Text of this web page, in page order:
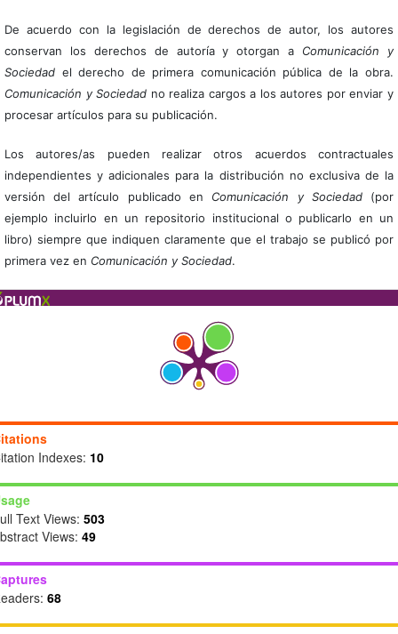
De acuerdo con la legislación de derechos de autor, los autores
conservan los derechos de autoría y otorgan a Comunicación y
Sociedadel derecho de primera comunicación pública de la obra.
Comunicación y Sociedad no realiza cargos a los autores por enviar y
procesar artículos para su publicación.
Los autores/as pueden realizar otros acuerdos contractuales
independientes y adicionales para la distribución no exclusiva de la
versión del artículo publicado en Comunicación y Sociedad(por
ejemplo incluirlo en un repositorio institucional o publicarlo en un
libro) siempre que indiquen claramente que el trabajo se publicó por
primera vez en Comunicación y Sociedad.
Indexes: 10
Text Views: 503
Views: 49
68